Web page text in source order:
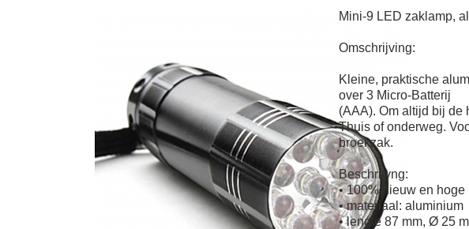
Mini-9 LED zaklamp,
Omschrijving:
Kleine, praktische
over 3 Micro-Batterij
(AAA). Om altijd bij de
Thuis of onderweg.
broekzak.
Beschrijvng:
• 100% nieuw en hoge
• materiaal: aluminium
• lengte 87 mm, Ø 25